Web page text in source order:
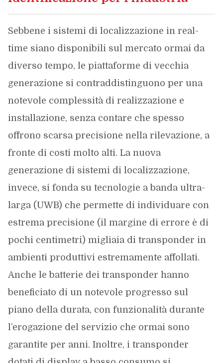
Sebbene i sistemi di localizzazione in real-
time siano disponibili sul mercato ormai da
diverso tempo, le piattaforme di vecchia
generazione si contraddistinguono per una
notevole complessità di realizzazione e
installazione, senza contare che spesso
offrono scarsa precisione nella rilevazione, a
fronte di costi molto alti. La nuova
generazione di sistemi di localizzazione,
invece, si fonda su tecnologie a banda ultra-
larga (UWB) che permette di individuare con
estrema precisione (il margine di errore è di
pochi centimetri) migliaia di transponder in
ambienti produttivi estremamente affollati.
Anche le batterie dei transponder hanno
beneficiato di un notevole progresso sul
piano della durata, con funzionalità durante
l’erogazione del servizio che ormai sono
garantite per anni. Inoltre, i transponder